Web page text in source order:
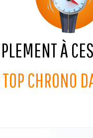
À
CHRONO